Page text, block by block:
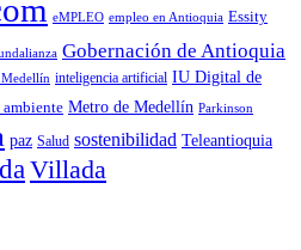
eMPLEO empleo en Antioquia Essity
Gobernación de Antioquia
inteligencia artificial IU Digital de
Metro de Medellín Parkinson
paz Salud sostenibilidad Teleantioquia
Villada